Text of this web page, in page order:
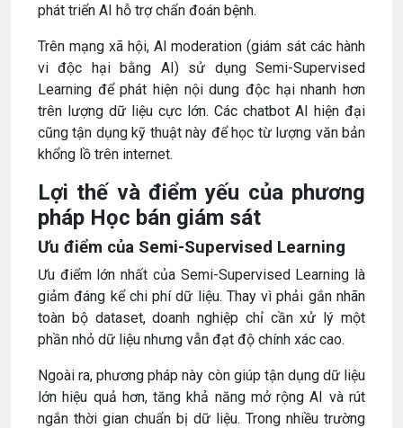
phát triển AI hỗ trợ chẩn đoán bệnh.
Trên mạng xã hội, AI moderation (giám sát các hành
vi độc hại bằng AI) sử dụng Semi-Supervised
Learning để phát hiện nội dung độc hại nhanh hơn
trên lượng dữ liệu cực lớn. Các chatbot AI hiện đại
cũng tận dụng kỹ thuật này để học từ lượng văn bản
khổng lồ trên internet.
Lợi thế và điểm yếu của phương
pháp Học bán giám sát
Ưu điểm của Semi-Supervised Learning
Ưu điểm lớn nhất của Semi-Supervised Learning là
giảm đáng kể chi phí dữ liệu. Thay vì phải gắn nhãn
toàn bộ dataset, doanh nghiệp chỉ cần xử lý một
phần nhỏ dữ liệu nhưng vẫn đạt độ chính xác cao.
Ngoài ra, phương pháp này còn giúp tận dụng dữ liệu
lớn hiệu quả hơn, tăng khả năng mở rộng AI và rút
ngắn thời gian chuẩn bị dữ liệu. Trong nhiều trường